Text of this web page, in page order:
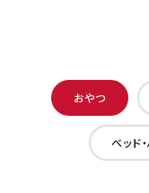
おやつ
ベッド